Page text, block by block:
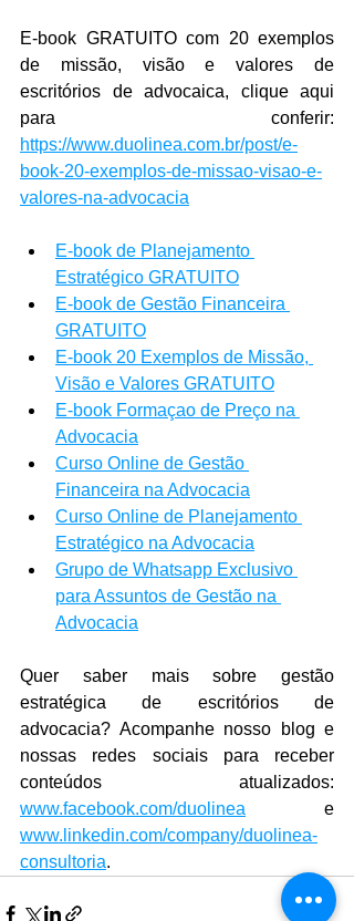
E-book GRATUITO com 20 exemplos
de missão, visão e valores de
escritórios de advocaica, clique aqui
https://www.duolinea.com.br/post/e-
book-20-exemplos-de-missao-visao-e-
valores-na-advocacia
E-book de Planejamento
Estratégico GRATUITO
E-book de Gestão Financeira
GRATUITO
E-book 20 Exemplos de Missão,
Visão e Valores GRATUITO
E-book Formaçao de Preço na
Advocacia
Curso Online de Gestão
Financeira na Advocacia
Curso Online de Planejamento
Estratégico na Advocacia
Grupo de Whatsapp Exclusivo
para Assuntos de Gestão na
Advocacia
Quer saber mais sobre gestão
estratégica de escritórios de
advocacia? Acompanhe nosso blog e
nossas redes sociais para receber
www.facebook.com/duolinea
www.linkedin.com/company/duolinea-
consultoria.